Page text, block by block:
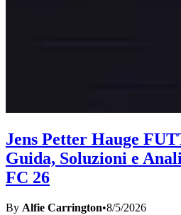
Jens Petter Hauge
Guida, Soluzioni e
FC 26
By Alfie Carrington•8/5/2026